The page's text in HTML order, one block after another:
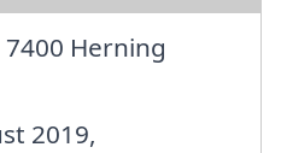
Herning
2019,